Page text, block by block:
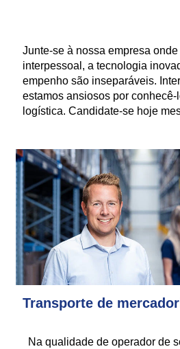
Junte-se à nossa empresa
interpessoal, a tecnologia
empenho são inseparáveis.
estamos ansiosos por
logística. Candidate-se hoje
Transporte de
Na qualidade de operador de